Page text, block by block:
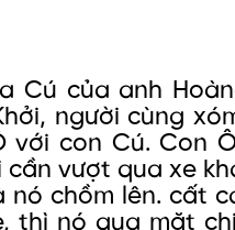
Cú của anh
người cùng
với con Cú. Con
vượt qua xe
chồm lên. cất
thì nó qua mặt